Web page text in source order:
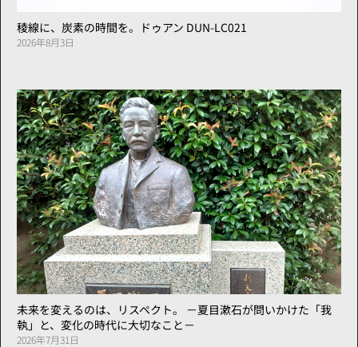
稜線に、炭素の時間を。ドゥアン DUN-LC021
2026年8月3日
未来を変えるのは、リスペクト。 －夏目漱石が問いかけた「我
執」と、変化の時代に大切なこと－
2026年7月31日